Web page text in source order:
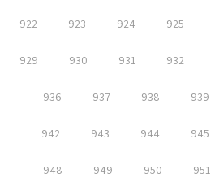
922 923 924 925
929 930 931 932
936 937 938 939
942 943 944 945
948 949 950 951